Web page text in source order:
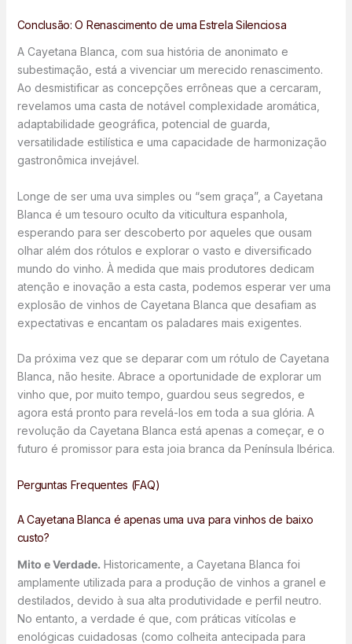
Conclusão: O Renascimento de uma Estrela Silenciosa
A Cayetana Blanca, com sua história de anonimato e
subestimação, está a vivenciar um merecido renascimento.
Ao desmistificar as concepções errôneas que a cercaram,
revelamos uma casta de notável complexidade aromática,
adaptabilidade geográfica, potencial de guarda,
versatilidade estilística e uma capacidade de harmonização
gastronômica invejável.
Longe de ser uma uva simples ou “sem graça”, a Cayetana
Blanca é um tesouro oculto da viticultura espanhola,
esperando para ser descoberto por aqueles que ousam
olhar além dos rótulos e explorar o vasto e diversificado
mundo do vinho. À medida que mais produtores dedicam
atenção e inovação a esta casta, podemos esperar ver uma
explosão de vinhos de Cayetana Blanca que desafiam as
expectativas e encantam os paladares mais exigentes.
Da próxima vez que se deparar com um rótulo de Cayetana
Blanca, não hesite. Abrace a oportunidade de explorar um
vinho que, por muito tempo, guardou seus segredos, e
agora está pronto para revelá-los em toda a sua glória. A
revolução da Cayetana Blanca está apenas a começar, e o
futuro é promissor para esta joia branca da Península Ibérica.
Perguntas Frequentes (FAQ)
A Cayetana Blanca é apenas uma uva para vinhos de baixo
custo?
Mito e Verdade. Historicamente, a Cayetana Blanca foi
amplamente utilizada para a produção de vinhos a granel e
destilados, devido à sua alta produtividade e perfil neutro.
No entanto, a verdade é que, com práticas vitícolas e
enológicas cuidadosas (como colheita antecipada para